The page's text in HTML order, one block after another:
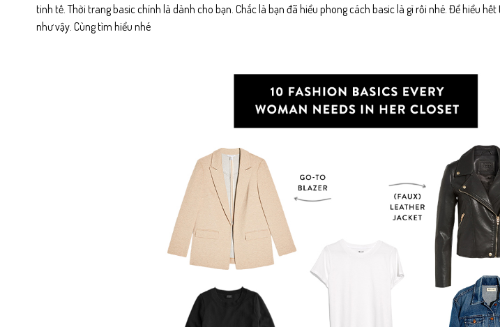
tinh tế. Thời trang basic chính là dành cho bạn. Chắc là bạn đã hiểu phong cách basic là gì rồi nhé. Để hiểu
như vậy. Cùng tìm hiểu nhé